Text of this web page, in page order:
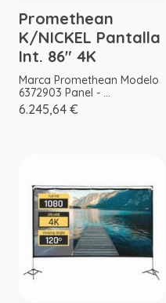
Promethean
K/NICKEL Pantalla
Int. 86" 4K
Marca Promethean Modelo
6372903 Panel - ...
6.245,64 €